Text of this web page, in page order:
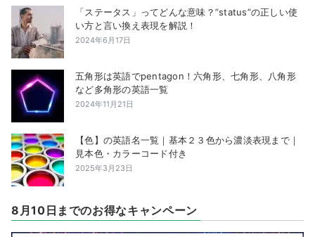
「ステータス」ってどんな意味？”status”の正しい使
い方と言い換え表現を解説！
2024年6月17日
五角形は英語でpentagon！六角形、七角形、八角形
など多角形の英語一覧
2024年11月21日
【色】の英語名一覧｜基本２３色から濃淡表現まで｜
見本色・カラーコード付き
2025年3月23日
8月10日までのお得なキャンペーン